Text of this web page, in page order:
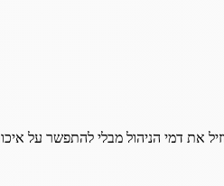
את דמי הניהול מבלי להתפשר על